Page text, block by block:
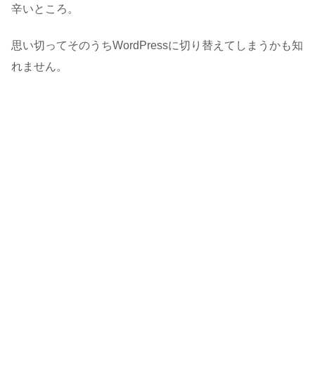
辛いところ。
思い切ってそのうちWordPressに切り替えてしまうかも知
れません。